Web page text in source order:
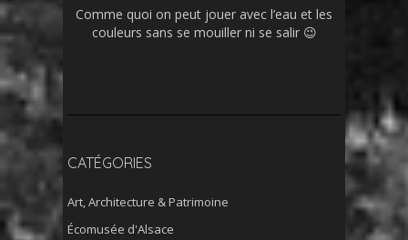
Comme quoi on peut jouer avec l’eau et les
couleurs sans se mouiller ni se salir 😉
CATÉGORIES
Art, Architecture & Patrimoine
Écomusée d'Alsace